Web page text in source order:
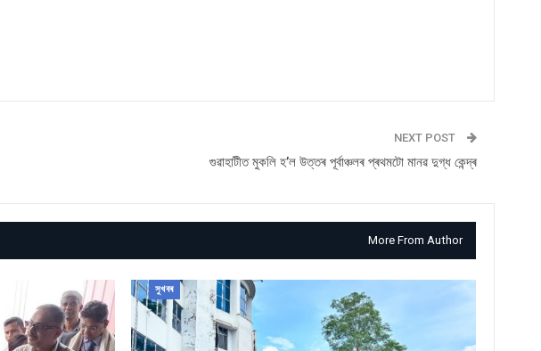
NEXT POST
গুৱাহাটীত মুকলি হ’ল উত্তৰ পূৰ্বাঞ্চলৰ প্ৰথমটো মানৱ দুগ্ধ কেন্দ্ৰ
More From Author
সুখবৰ